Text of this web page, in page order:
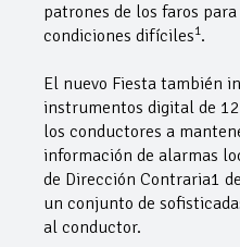
patrones de los faros
condiciones difíciles1.
El nuevo Fiesta también
instrumentos digital de
los conductores a
información de alarmas
de Dirección Contraria1
un conjunto de
al conductor.